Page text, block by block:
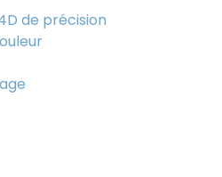
de précision